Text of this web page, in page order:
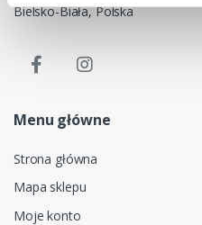
Bielsko-Biała, Polska
Menu główne
Strona główna
Mapa sklepu
Moje konto